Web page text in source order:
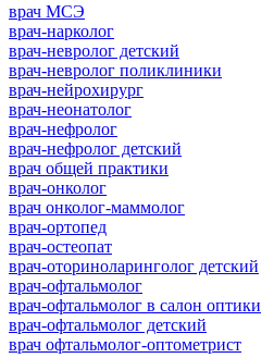
врач МСЭ
врач-нарколог
врач-невролог детский
врач-невролог поликлиники
врач-нейрохирург
врач-неонатолог
врач-нефролог
врач-нефролог детский
врач общей практики
врач-онколог
врач онколог-маммолог
врач-ортопед
врач-остеопат
врач-оториноларинголог детский
врач-офтальмолог
врач-офтальмолог в салон оптики
врач-офтальмолог детский
врач офтальмолог-оптометрист